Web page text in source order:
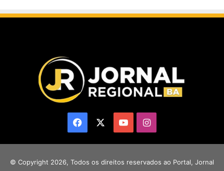
Facebook YouTubeInstagram
© Copyright 2026, Todos os direitos reservados ao Portal, Jornal